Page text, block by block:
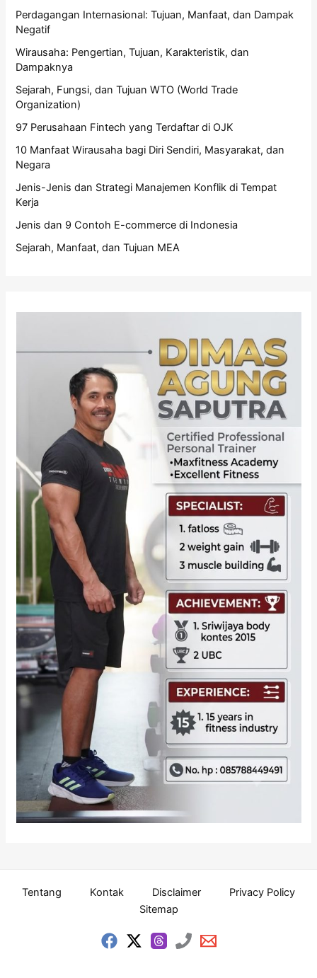
Perdagangan Internasional: Tujuan, Manfaat, dan Dampak
Negatif
Wirausaha: Pengertian, Tujuan, Karakteristik, dan
Dampaknya
Sejarah, Fungsi, dan Tujuan WTO (World Trade
Organization)
97 Perusahaan Fintech yang Terdaftar di OJK
10 Manfaat Wirausaha bagi Diri Sendiri, Masyarakat, dan
Negara
Jenis-Jenis dan Strategi Manajemen Konflik di Tempat
Kerja
Jenis dan 9 Contoh E-commerce di Indonesia
Sejarah, Manfaat, dan Tujuan MEA
Tentang Kontak Disclaimer
Privacy Policy
Sitemap